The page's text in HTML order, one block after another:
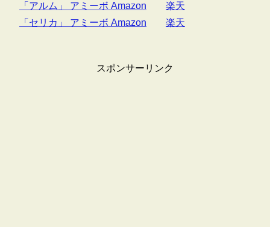
「アルム」 アミーボ Amazon
楽天
「セリカ」 アミーボ Amazon
楽天
スポンサーリンク